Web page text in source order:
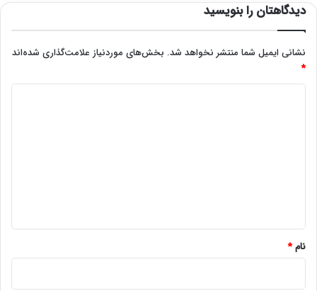
دیدگاهتان را بنویسید
نشانی ایمیل شما منتشر نخواهد شد. بخش‌های موردنیاز علامت‌گذاری شده‌اند
*
نام*